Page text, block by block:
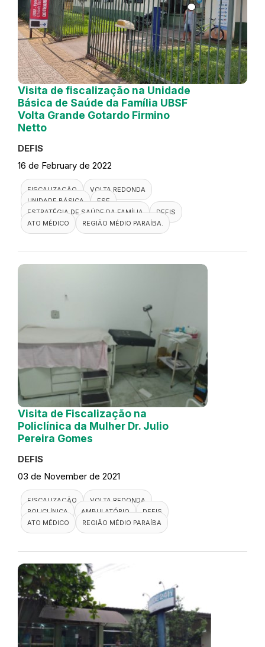
Visita de fiscalização na Unidade
Básica de Saúde da Família UBSF
Volta Grande Gotardo Firmino
Netto
DEFIS
16 de February de 2022
FISCALIZAÇÃO
VOLTA REDONDA
UNIDADE BÁSICA
ESF
ESTRATÉGIA DE SAÚDE DA FAMÍLIA
DEFIS
ATO MÉDICO
REGIÃO MÉDIO PARAÍBA.
Visita de Fiscalização na
Policlínica da Mulher Dr. Julio
Pereira Gomes
DEFIS
03 de November de 2021
FISCALIZAÇÃO
VOLTA REDONDA
POLICLÍNICA
AMBULATÓRIO
DEFIS
ATO MÉDICO
REGIÃO MÉDIO PARAÍBA